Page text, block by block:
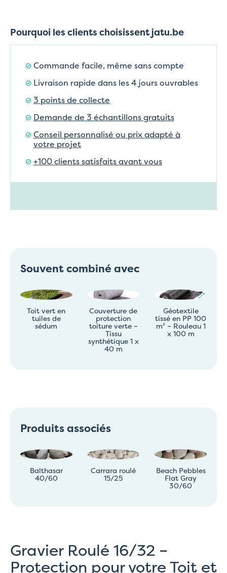
Pourquoi les clients choisissent jatu.be
Commande facile, même sans compte
Livraison rapide dans les 4 jours ouvrables
3 points de collecte
Demande de 3 échantillons gratuits
Conseil personnalisé ou prix adapté à
votre projet
+100 clients satisfaits avant vous
Souvent combiné avec
Toit vert en
tuiles de
sédum
Couverture de
protection
toiture verte –
Tissu
synthétique 1 x
40 m
Géotextile
tissé en PP 100
m² – Rouleau 1
x 100 m
Produits associés
Balthasar
40/60
Carrara roulé
15/25
Beach Pebbles
Flat Gray
30/60
Gravier Roulé 16/32 –
Protection pour votre Toit et